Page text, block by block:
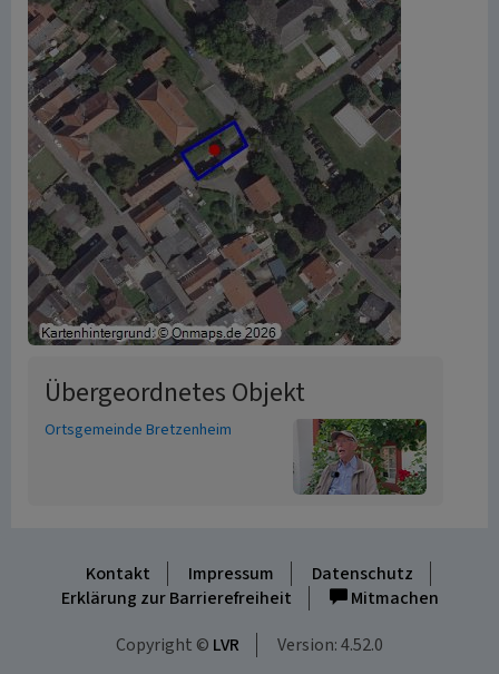
Übergeordnetes Objekt
Ortsgemeinde Bretzenheim
Kontakt Impressum
Datenschutz
Erklärung zur Barrierefreiheit
Mitmachen
Copyright © LVR Version: 4.52.0